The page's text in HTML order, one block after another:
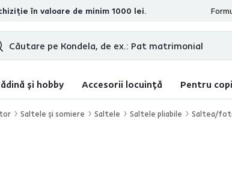
în valoare de minim 1000 lei.
de produs verificate
și hobby Accesorii locuință Pentru
Saltele şi somiere Saltele Saltele pliabile Saltea/